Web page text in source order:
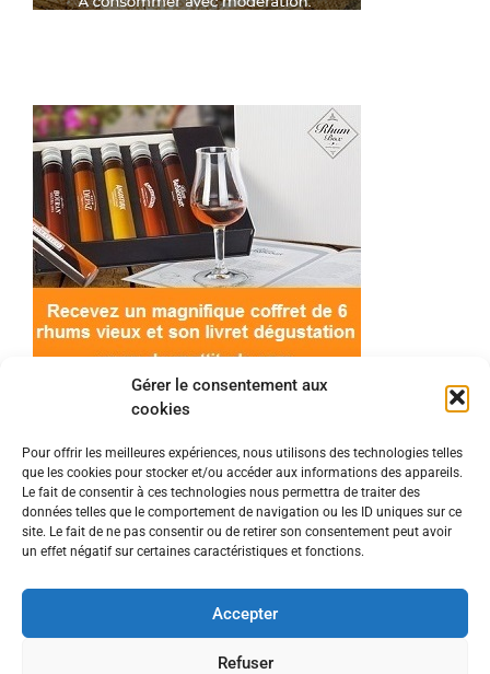
Gérer le consentement aux
cookies
Pour offrir les meilleures expériences, nous utilisons des technologies telles
que les cookies pour stocker et/ou accéder aux informations des appareils.
Le fait de consentir à ces technologies nous permettra de traiter des
données telles que le comportement de navigation ou les ID uniques sur ce
site. Le fait de ne pas consentir ou de retirer son consentement peut avoir
un effet négatif sur certaines caractéristiques et fonctions.
Accepter
Refuser
© 2022 Meilleur-rhum.net - Tous droits réservés
Mentions légales-Politique de cookies
consommer avec modération.
En tant que Partenaire Amazon, je réalise un